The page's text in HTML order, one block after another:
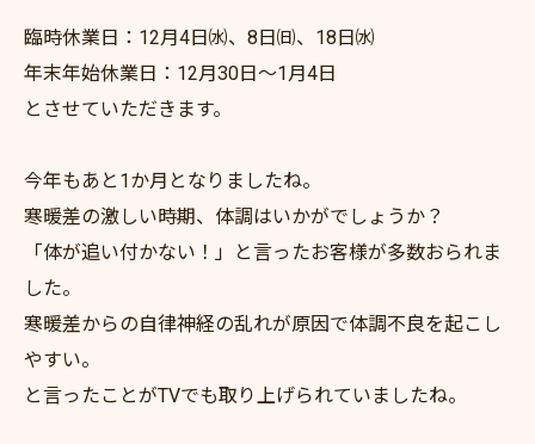
臨時休業日：12月4日㈬、8日㈰、18日㈬
年末年始休業日：12月30日～1月4日
とさせていただきます。
今年もあと1か月となりましたね。
寒暖差の激しい時期、体調はいかがでしょうか？
「体が追い付かない！」と言ったお客様が多数おられま
した。
寒暖差からの自律神経の乱れが原因で体調不良を起こし
やすい。
と言ったことがTVでも取り上げられていましたね。